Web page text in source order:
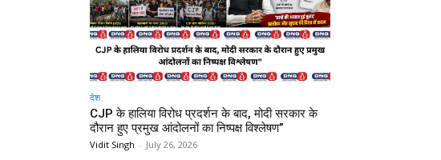
देश
CJP के हालिया विरोध प्रदर्शन के बाद, मोदी सरकार के
दौरान हुए प्रमुख आंदोलनों का निष्पक्ष विश्लेषण”
Vidit Singh - July 26, 2026